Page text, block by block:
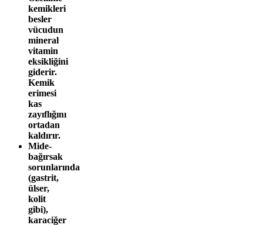
kemikleri
besler
vücudun
mineral
vitamin
eksikliğini
giderir.
Kemik
erimesi
kas
zayıflığını
ortadan
kaldırır.
Mide-
bağırsak
sorunlarında
(gastrit,
ülser,
kolit
gibi),
karaciğer